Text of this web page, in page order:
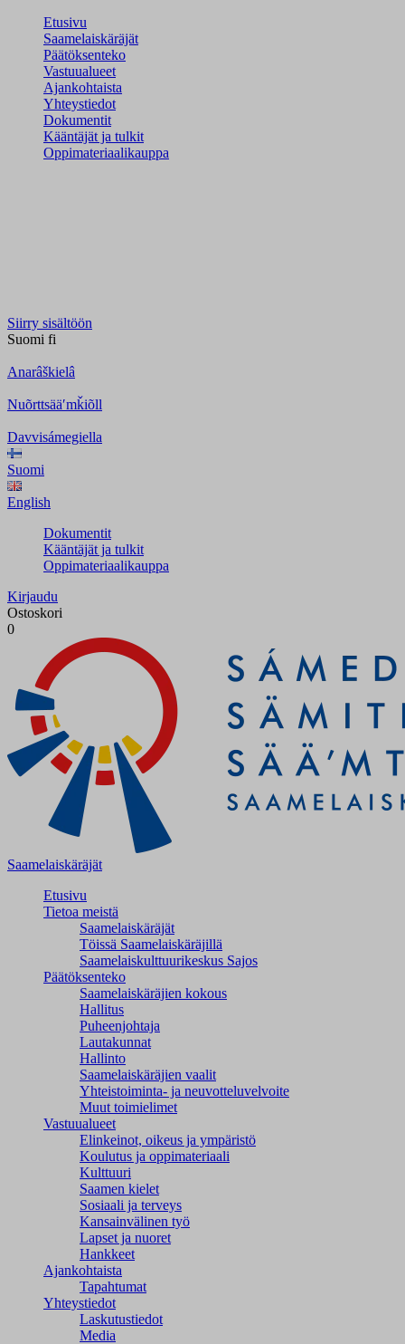
Etusivu
Saamelaiskäräjät
Päätöksenteko
Vastuualueet
Ajankohtaista
Yhteystiedot
Dokumentit
Kääntäjät ja tulkit
Oppimateriaalikauppa
Siirry sisältöön
Suomi fi
Anarâškielâ
Nuõrttsääʹmǩiõll
Davvisámegiella
Suomi
English
Dokumentit
Kääntäjät ja tulkit
Oppimateriaalikauppa
Kirjaudu
Ostoskori
0
Saamelaiskäräjät
Etusivu
Tietoa meistä
Saamelaiskäräjät
Töissä Saamelaiskäräjillä
Saamelaiskulttuuri­keskus Sajos
Päätöksenteko
Saamelaiskäräjien kokous
Hallitus
Puheenjohtaja
Lautakunnat
Hallinto
Saamelaiskäräjien vaalit
Yhteistoiminta- ja neuvotteluvelvoite
Muut toimielimet
Vastuualueet
Elinkeinot, oikeus ja ympäristö
Koulutus ja oppimateriaali
Kulttuuri
Saamen kielet
Sosiaali ja terveys
Kansainvälinen työ
Lapset ja nuoret
Hankkeet
Ajankohtaista
Tapahtumat
Yhteystiedot
Laskutustiedot
Media